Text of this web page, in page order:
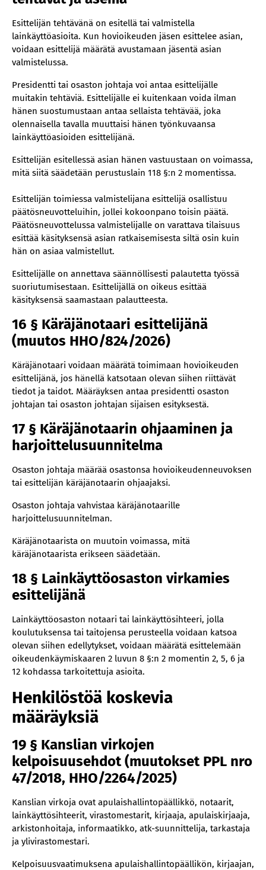
Esittelijän tehtävänä on esitellä tai valmistella
lainkäyttöasioita. Kun hovioikeuden jäsen esittelee asian,
voidaan esittelijä määrätä avustamaan jäsentä asian
valmistelussa.
Presidentti tai osaston johtaja voi antaa esittelijälle
muitakin tehtäviä. Esittelijälle ei kuitenkaan voida ilman
hänen suostumustaan antaa sellaista tehtävää, joka
olennaisella tavalla muuttaisi hänen työnkuvaansa
lainkäyttöasioiden esittelijänä.
Esittelijän esitellessä asian hänen vastuustaan on voimassa,
mitä siitä säädetään perustuslain 118 §:n 2 momentissa.
Esittelijän toimiessa valmistelijana esittelijä osallistuu
päätösneuvotteluihin, jollei kokoonpano toisin päätä.
Päätösneuvottelussa valmistelijalle on varattava tilaisuus
esittää käsityksensä asian ratkaisemisesta siltä osin kuin
hän on asiaa valmistellut.
Esittelijälle on annettava säännöllisesti palautetta työssä
suoriutumisestaan. Esittelijällä on oikeus esittää
käsityksensä saamastaan palautteesta.
16 § Käräjänotaari esittelijänä
(muutos HHO/824/2026)
Käräjänotaari voidaan määrätä toimimaan hovioikeuden
esittelijänä, jos hänellä katsotaan olevan siihen riittävät
tiedot ja taidot. Määräyksen antaa presidentti osaston
johtajan tai osaston johtajan sijaisen esityksestä.
17 § Käräjänotaarin ohjaaminen ja
harjoittelusuunnitelma
Osaston johtaja määrää osastonsa hovioikeudenneuvoksen
tai esittelijän käräjänotaarin ohjaajaksi.
Osaston johtaja vahvistaa käräjänotaarille
harjoittelusuunnitelman.
Käräjänotaarista on muutoin voimassa, mitä
käräjänotaarista erikseen säädetään.
18 § Lainkäyttöosaston virkamies
esittelijänä
Lainkäyttöosaston notaari tai lainkäyttösihteeri, jolla
koulutuksensa tai taitojensa perusteella voidaan katsoa
olevan siihen edellytykset, voidaan määrätä esittelemään
oikeudenkäymiskaaren 2 luvun 8 §:n 2 momentin 2, 5, 6 ja
12 kohdassa tarkoitettuja asioita.
Henkilöstöä koskevia
määräyksiä
19 § Kanslian virkojen
kelpoisuusehdot (muutokset PPL nro
47/2018, HHO/2264/2025)
Kanslian virkoja ovat apulaishallintopäällikkö, notaarit,
lainkäyttösihteerit, virastomestarit, kirjaaja, apulaiskirjaaja,
arkistonhoitaja, informaatikko, atk-suunnittelija, tarkastaja
ja ylivirastomestari.
Kelpoisuusvaatimuksena apulaishallintopäällikön, kirjaajan,